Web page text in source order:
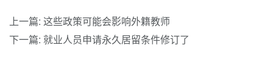
上一篇: 这些政策可能会影响外籍教师
下一篇: 就业人员申请永久居留条件修订了